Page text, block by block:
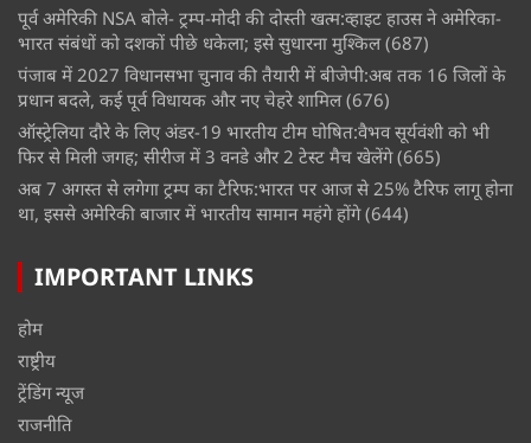
पूर्व अमेरिकी NSA बोले- ट्रम्प-मोदी की दोस्ती खत्म:व्हाइट हाउस ने अमेरिका-
भारत संबंधों को दशकों पीछे धकेला; इसे सुधारना मुश्किल (687)
पंजाब में 2027 विधानसभा चुनाव की तैयारी में बीजेपी:अब तक 16 जिलों के
प्रधान बदले, कई पूर्व विधायक और नए चेहरे शामिल (676)
ऑस्ट्रेलिया दौरे के लिए अंडर-19 भारतीय टीम घोषित:वैभव सूर्यवंशी को भी
फिर से मिली जगह; सीरीज में 3 वनडे और 2 टेस्ट मैच खेलेंगे (665)
अब 7 अगस्त से लगेगा ट्रम्प का टैरिफ:भारत पर आज से 25% टैरिफ लागू होना
था, इससे अमेरिकी बाजार में भारतीय सामान महंगे होंगे (644)
IMPORTANT LINKS
होम
राष्ट्रीय
ट्रेंडिंग न्यूज
राजनीति